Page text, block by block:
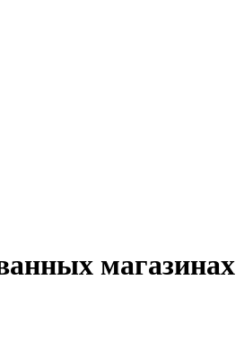
магазинах